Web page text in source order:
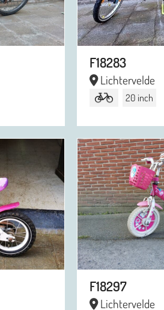
F18283
Lichtervelde
20 inch
F18297
Lichtervelde